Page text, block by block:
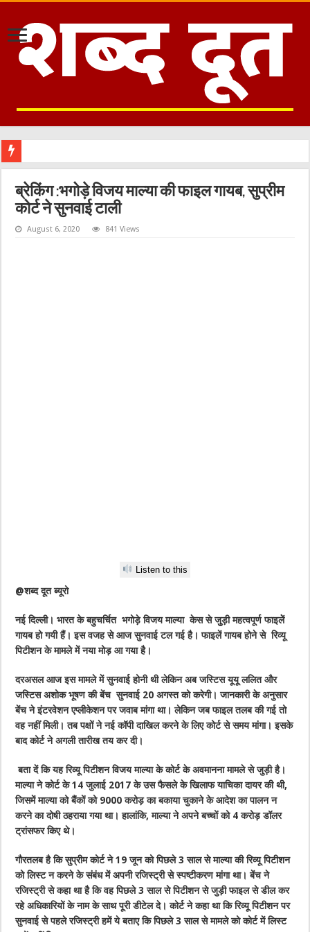
ब्रेकिंग :भगोड़े विजय माल्या की फाइल गायब, सुप्रीम
कोर्ट ने सुनवाई टाली
August 6, 2020 841 Views
Listen to this
@शब्द दूत ब्यूरो
नई दिल्ली। भारत के बहुचर्चित भगोड़े विजय माल्या केस से जुुड़ी महत्वपूर्ण फाइलेें
गायब हो गयी हैं। इस वजह से आज सुनवाई टल गई है। फाइलें गायब होने से रिव्यू
पिटीशन के मामले में नया मोड़ आ गया है।
दरअसल आज इस मामले में सुनवाई होनी थी लेकिन अब जस्टिस यूयू ललित और
जस्टिस अशोक भूषण की बेंच सुनवाई 20 अगस्त को करेगी। जानकारी के अनुसार
बेंच ने इंटरवेशन एप्लीकेशन पर जवाब मांगा था। लेकिन जब फाइल तलब की गई तो
वह नहीं मिली। तब पक्षों ने नई कॉपी दाखिल करने के लिए कोर्ट से समय मांगा। इसके
बाद कोर्ट ने अगली तारीख तय कर दी।
बता दें कि यह रिव्यू पिटीशन विजय माल्या के कोर्ट के अवमानना मामले से जुड़ी है।
माल्या ने कोर्ट के 14 जुलाई 2017 के उस फैसले के खिलाफ याचिका दायर की थी,
जिसमें माल्या को बैंकों को 9000 करोड़ का बकाया चुकाने के आदेश का पालन न
करने का दोषी ठहराया गया था। हालांकि, माल्या ने अपने बच्चों को 4 करोड़ डॉलर
ट्रांसफर किए थे।​​​​​
गौरतलब है कि सुप्रीम कोर्ट ने 19 जून को पिछले 3 साल से माल्या की रिव्यू पिटीशन
को लिस्ट न करने के संबंध में अपनी रजिस्ट्री से स्पष्टीकरण मांगा था। बेंच ने
रजिस्ट्री से कहा था है कि वह पिछले 3 साल से पिटीशन से जुड़ी फाइल से डील कर
रहे अधिकारियों के नाम के साथ पूरी डीटेल दे। कोर्ट ने कहा था कि रिव्यू पिटीशन पर
सुनवाई से पहले रजिस्ट्री हमें ये बताए कि पिछले 3 साल से मामले को कोर्ट में लिस्ट